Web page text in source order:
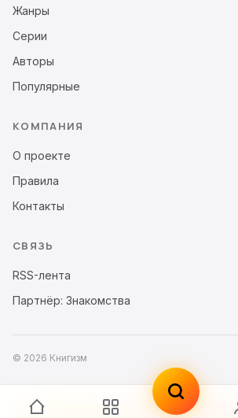
Жанры
Серии
Авторы
Популярные
КОМПАНИЯ
О проекте
Правила
Контакты
СВЯЗЬ
RSS-лента
Партнёр: Знакомства
© 2026 Книгизм